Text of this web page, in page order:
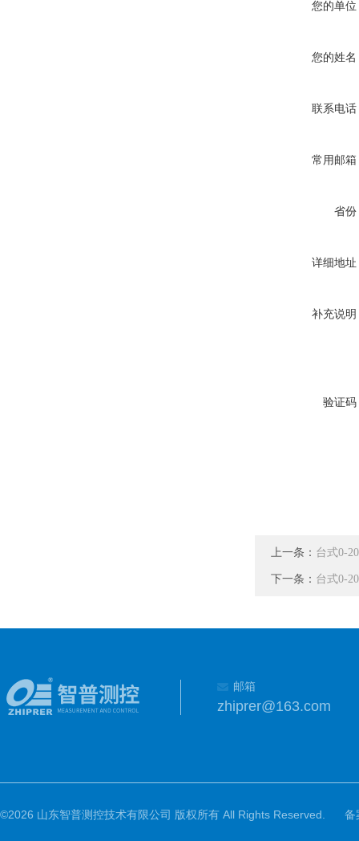
您的单位
您的姓名
联系电话
常用邮箱
省份
详细地址
补充说明
验证码
上一条： 台式0-
下一条： 台式0-
邮箱
zhiprer@163.com
©2026 山东智普测控技术有限公司 版权所有 All Rights Reserved. 备